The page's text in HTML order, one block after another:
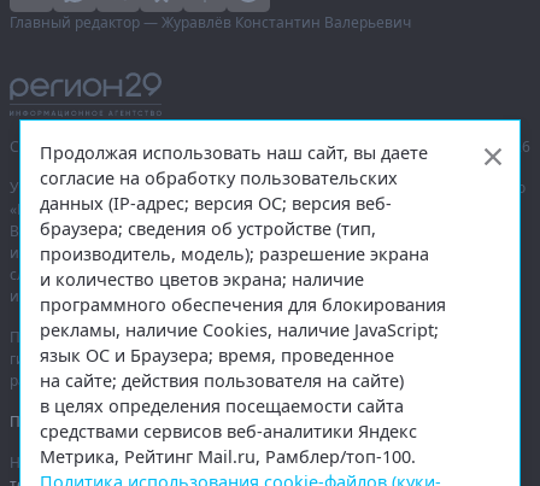
Главный редактор — Журавлёв Константин Валерьевич
Сетевое издание «Информационное агентство Регион 29»,
© 2016–2026
Учредитель — общество с ограниченной ответственностью «Агентство
«Правда Севера».
Выписка из реестра зарегистрированных средств массовой
информации:ЭЛ № ФС 77-74226от 09.11.2018 выдано Федеральной
службой по надзору в сфере связи, информационных технологий
и массовых коммуникаций (Роскомнадзор).
При полном или частичном использовании любых материалов
гиперссылка на region29.ruобязательна. Копирование материалов без
разрешения администрации сайта запрещено.
Правовая информация
На информационном ресурсе применяютсярекомендательные
Продолжая использовать наш сайт, вы даете
согласие на обработку пользовательских
данных (IP-адрес; версия ОС; версия веб-
браузера; сведения об устройстве (тип,
производитель, модель); разрешение экрана
и количество цветов экрана; наличие
программного обеспечения для блокирования
рекламы, наличие Cookies, наличие JavaScript;
язык ОС и Браузера; время, проведенное
на сайте; действия пользователя на сайте)
в целях определения посещаемости сайта
средствами сервисов веб-аналитики Яндекс
Метрика, Рейтинг Mail.ru, Рамблер/топ-100.